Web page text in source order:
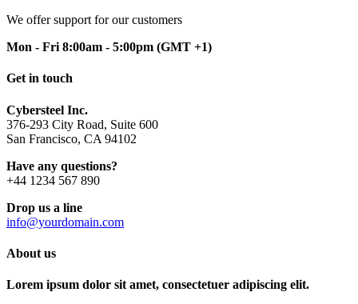
We offer support for our customers
Mon - Fri 8:00am - 5:00pm (GMT +1)
Get in touch
Cybersteel Inc.
376-293 City Road, Suite 600
San Francisco, CA 94102
Have any questions?
+44 1234 567 890
Drop us a line
info@yourdomain.com
About us
Lorem ipsum dolor sit amet, consectetuer adipiscing elit.